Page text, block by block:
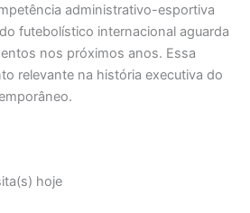
administrativo-esportiva
futebolístico internacional aguarda
nos próximos anos. Essa
relevante na história executiva do
hoje